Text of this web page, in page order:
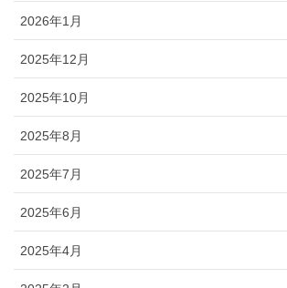
2026年1月
2025年12月
2025年10月
2025年8月
2025年7月
2025年6月
2025年4月